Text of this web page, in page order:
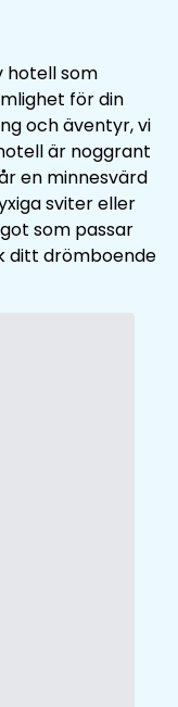
hotell som
för din
och äventyr, vi
är noggrant
en minnesvärd
sviter eller
som passar
ditt drömboende